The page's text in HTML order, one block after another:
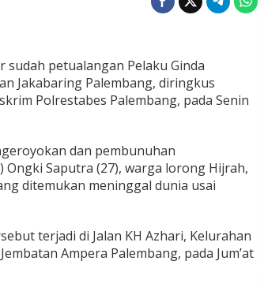
sudah petualangan Pelaku Ginda
Jakabaring Palembang, diringkus
Polrestabes Palembang, pada Senin
dan pembunuhan
Saputra (27), warga lorong Hijrah,
ditemukan meninggal dunia usai
terjadi di Jalan KH Azhari, Kelurahan
Ampera Palembang, pada Jum’at